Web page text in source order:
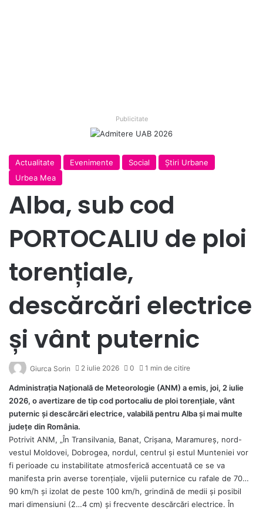
Publicitate
Actualitate Evenimente Social
Ştiri Urbane
Urbea Mea
Alba, sub cod
PORTOCALIU de ploi
torențiale,
descărcări electrice
și vânt puternic
Giurca Sorin 2 iulie 2026 0 1 min de citire
Administrația Națională de Meteorologie (ANM) a emis, joi, 2 iulie
2026, o avertizare de tip cod portocaliu de ploi torențiale, vânt
puternic și descărcări electrice, valabilă pentru Alba și mai multe
județe din România.
Potrivit ANM, „În Transilvania, Banat, Crișana, Maramureș, nord-
vestul Moldovei, Dobrogea, nordul, centrul și estul Munteniei vor
fi perioade cu instabilitate atmosferică accentuată ce se va
manifesta prin averse torențiale, vijelii puternice cu rafale de 70…
90 km/h și izolat de peste 100 km/h, grindină de medii și posibil
mari dimensiuni (2…4 cm) și frecvente descărcări electrice. În